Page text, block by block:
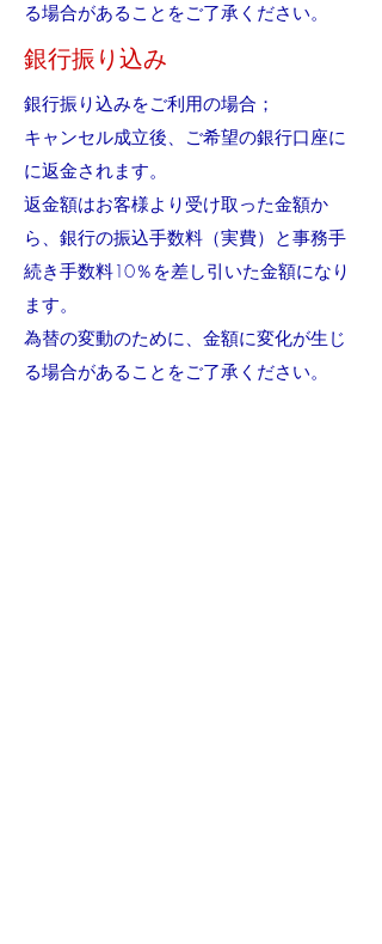
る場合があることをご了承ください。
銀行振り込み
銀行振り込みをご利用の場合；
キャンセル成立後、ご希望の銀行口座に
に返金されます。
返金額はお客様より受け取った金額か
ら、銀行の振込手数料（実費）と事務手
続き手数料10％を差し引いた金額になり
ます。
為替の変動のために、金額に変化が生じ
る場合があることをご了承ください。